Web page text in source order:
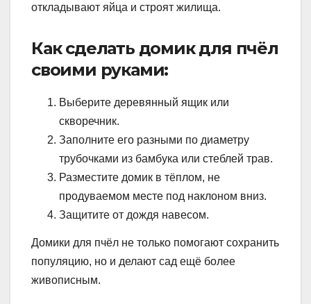
откладывают яйца и строят жилища.
Как сделать домик для пчёл
своими руками:
Выберите деревянный ящик или
скворечник.
Заполните его разными по диаметру
трубочками из бамбука или стеблей трав.
Разместите домик в тёплом, не
продуваемом месте под наклоном вниз.
Защитите от дождя навесом.
Домики для пчёл не только помогают сохранить
популяцию, но и делают сад ещё более
живописным.